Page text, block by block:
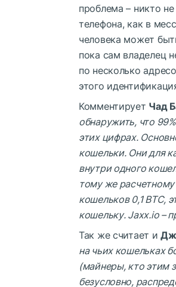
проблема – никто
телефона, как в
человека может
пока сам владелец
по несколько
этого
Комментирует Чад
обнаружить, что
этих цифрах.
кошельки. Они для
внутри одного
тому же расчетному
кошельков 0,1 BTC,
кошельку. Jaxx.io –
Так же считает и
на чьих кошельках
(майнеры, кто этим
безусловно,